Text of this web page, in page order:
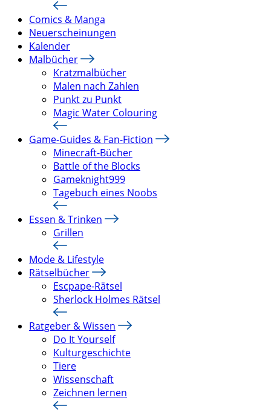
Comics & Manga
Neuerscheinungen
Kalender
Malbücher
Kratzmalbücher
Malen nach Zahlen
Punkt zu Punkt
Magic Water Colouring
Game-Guides & Fan-Fiction
Minecraft-Bücher
Battle of the Blocks
Gameknight999
Tagebuch eines Noobs
Essen & Trinken
Grillen
Mode & Lifestyle
Rätselbücher
Escpape-Rätsel
Sherlock Holmes Rätsel
Ratgeber & Wissen
Do It Yourself
Kulturgeschichte
Tiere
Wissenschaft
Zeichnen lernen